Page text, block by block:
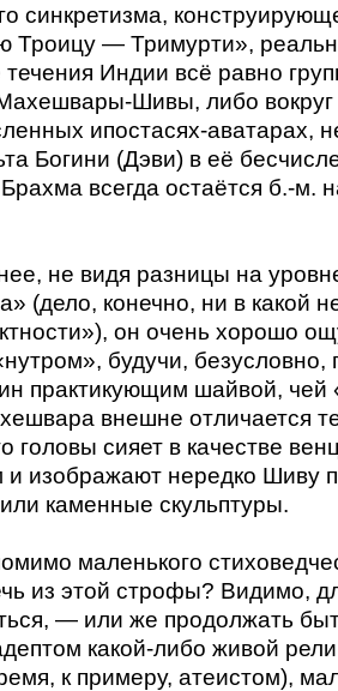
синкретизма,
Троицу — Тримурти»,
Индии всё равно
Шивы, либо
ипостасях-аватарах,
Богини (Дэви) в её
всегда остаётся б.-м.
не видя разницы на
(дело, конечно, ни в какой
он очень хорошо
будучи, безусловно,
практикующим шайвой, чей
внешне отличается
головы сияет в качестве
и изображают нередко Шиву
каменные скульптуры.
маленького
из этой строфы? Видимо,
— или же продолжать
какой-либо живой
к примеру, атеистом),